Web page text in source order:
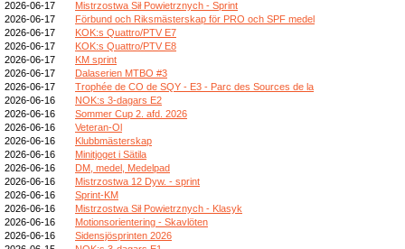
2026-06-17
Mistrzostwa Sił Powietrznych - Sprint
2026-06-17
Förbund och Riksmästerskap för PRO och SPF medel
2026-06-17
KOK:s Quattro/PTV E7
2026-06-17
KOK:s Quattro/PTV E8
2026-06-17
KM sprint
2026-06-17
Dalaserien MTBO #3
2026-06-17
Trophée de CO de SQY - E3 - Parc des Sources de la
2026-06-16
NOK:s 3-dagars E2
2026-06-16
Sommer Cup 2. afd. 2026
2026-06-16
Veteran-Ol
2026-06-16
Klubbmästerskap
2026-06-16
Minitjoget i Sätila
2026-06-16
DM, medel, Medelpad
2026-06-16
Mistrzostwa 12 Dyw. - sprint
2026-06-16
Sprint-KM
2026-06-16
Mistrzostwa Sił Powietrznych - Klasyk
2026-06-16
Motionsorientering - Skavlöten
2026-06-16
Sidensjösprinten 2026